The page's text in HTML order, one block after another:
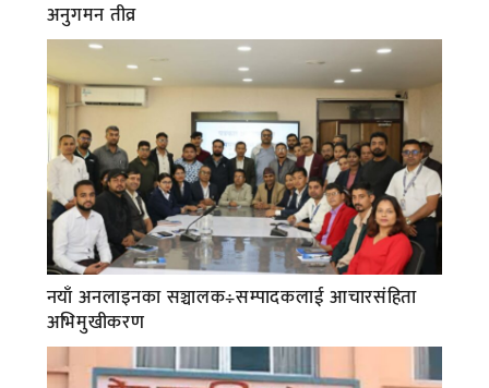
अनुगमन तीव्र
नयाँ अनलाइनका सञ्चालक÷सम्पादकलाई आचारसंहिता
अभिमुखीकरण